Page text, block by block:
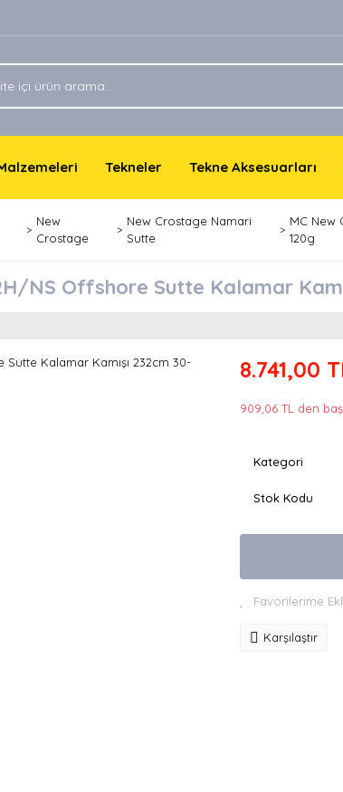
Tekneler Tekne Aksesuarları
New
Crostage
New Crostage Namari
Sutte
MC New
120g
NS Offshore Sutte Kalamar
8.741,00
909,06 TL den
Kategori
Stok Kodu
Karşılaştır